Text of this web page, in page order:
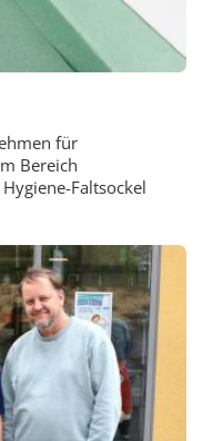
für
Bereich
Faltsockel